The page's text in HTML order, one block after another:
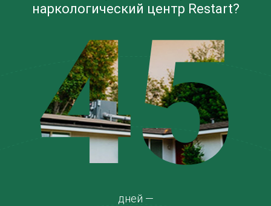
наркологический центр Restart?
45
дней —